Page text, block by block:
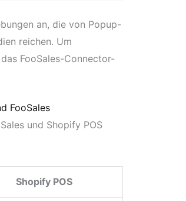
an, die von Popup-
reichen. Um
FooSales-Connector-
FooSales
und Shopify POS
Shopify POS